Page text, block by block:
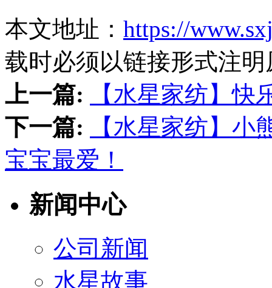
本文地址： https://
载时必须以链接形式注
上一篇:
【水星家纺】快
下一篇:
【水星家纺】
宝宝最爱！
新闻中心
公司新闻
水星故事